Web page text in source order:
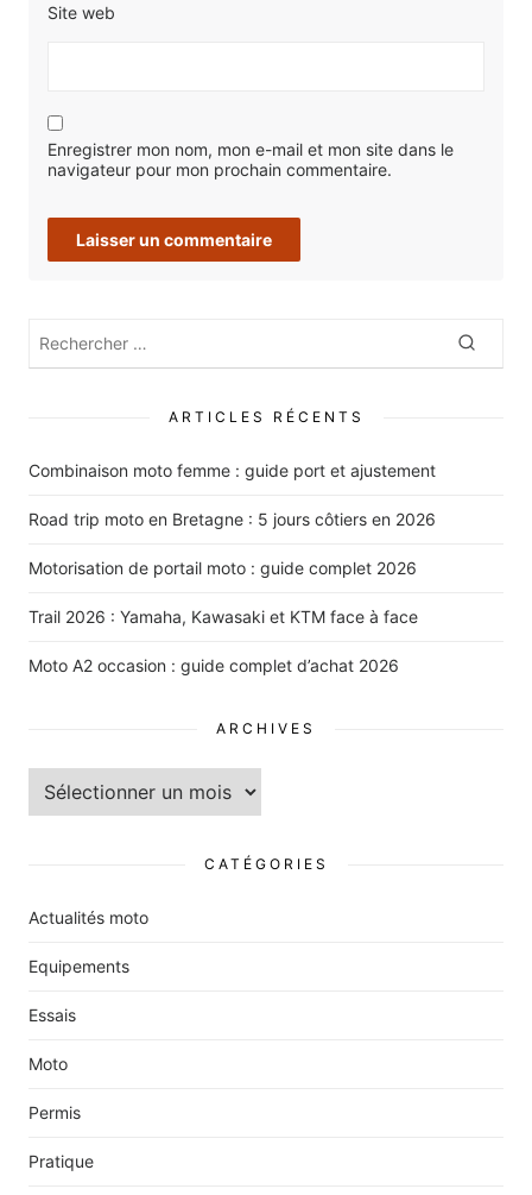
Site web
Enregistrer mon nom, mon e-mail et mon site dans le
navigateur pour mon prochain commentaire.
Rechercher
ARTICLES RÉCENTS
Combinaison moto femme : guide port et ajustement
Road trip moto en Bretagne : 5 jours côtiers en 2026
Motorisation de portail moto : guide complet 2026
Trail 2026 : Yamaha, Kawasaki et KTM face à face
Moto A2 occasion : guide complet d’achat 2026
ARCHIVES
Archives
CATÉGORIES
Actualités moto
Equipements
Essais
Moto
Permis
Pratique